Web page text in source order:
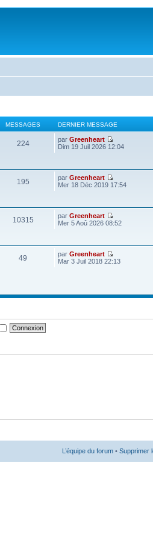
MESSAGES DERNIER MESSAGE
224 parGreenheart
Dim 19 Juil 2026 12:04
195 parGreenheart
Mer 18 Déc 2019 17:54
10315 parGreenheart
Mer 5 Aoû 2026 08:52
49 parGreenheart
Mar 3 Juil 2018 22:13
L’équipe du forum • Supprimer